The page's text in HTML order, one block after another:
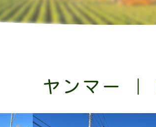
ヤンマー |